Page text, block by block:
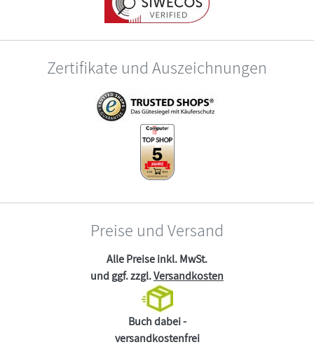
Zertifikate und Auszeichnungen
Preise und Versand
Alle Preise inkl. MwSt.
und ggf. zzgl.Versandkosten
Buch dabei -
versandkostenfrei